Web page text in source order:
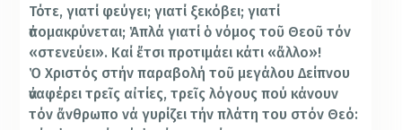
Τότε, γιατί φεύγει; γιατί ξεκόβει; γιατί
ἀπομακρύνεται; Ἁπλά γιατί ὁ νόμος τοῦ Θεοῦ τόν
«στενεύει». Καί ἔτσι προτιμάει κάτι «ἄλλο»!
Ὁ Χριστός στήν παραβολή τοῦ μεγάλου Δείπνου
ἀναφέρει τρεῖς αἰτίες, τρεῖς λόγους πού κάνουν
τόν ἄνθρωπο νά γυρίζει τήν πλάτη του στόν Θεό: